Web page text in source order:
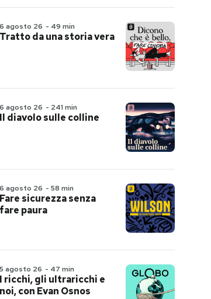
6 agosto 26 - 49 min
Tratto da una storia vera
6 agosto 26 - 241 min
Il diavolo sulle colline
6 agosto 26 - 58 min
Fare sicurezza senza
fare paura
5 agosto 26 - 47 min
I ricchi, gli ultraricchi e
noi, con Evan Osnos